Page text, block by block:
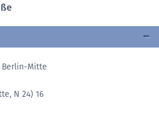
Berlin-Mitte
N 24) 16